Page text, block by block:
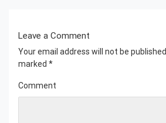
Leave a Comment
Your email address will not be published.
marked *
Comment